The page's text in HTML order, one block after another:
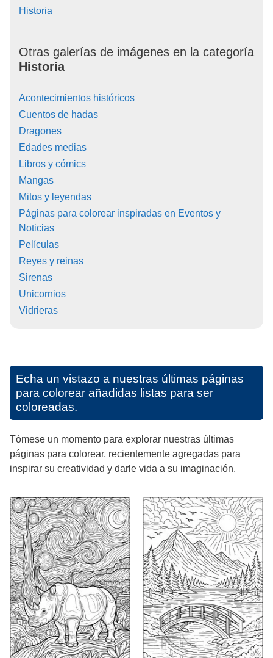
Historia
Otras galerías de imágenes en la categoría
Historia
Acontecimientos históricos
Cuentos de hadas
Dragones
Edades medias
Libros y cómics
Mangas
Mitos y leyendas
Páginas para colorear inspiradas en Eventos y
Noticias
Películas
Reyes y reinas
Sirenas
Unicornios
Vidrieras
Echa un vistazo a nuestras últimas páginas
para colorear añadidas listas para ser
coloreadas.
Tómese un momento para explorar nuestras últimas
páginas para colorear, recientemente agregadas para
inspirar su creatividad y darle vida a su imaginación.